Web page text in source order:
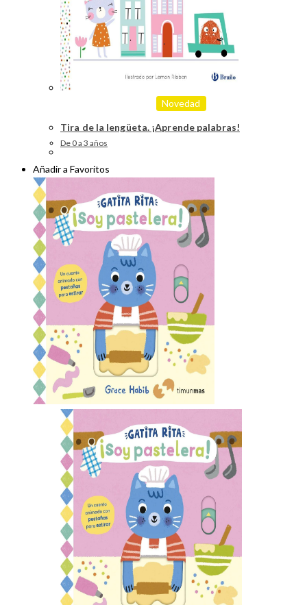
Novedad
Tira de la lengüeta. ¡Aprende palabras!
De 0 a 3 años
Añadir a Favoritos